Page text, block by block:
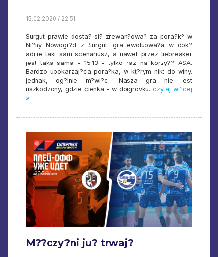
15.02.2020 / 22:51
Surgut prawie dosta? si? zrewan?owa? za pora?k? w
Ni?ny Nowogr?d z Surgut: gra ewoluowa?a w dok?
adnie taki sam scenariusz, a nawet przez tiebreaker
jest taka sama - 15:13 - tylko raz na korzy?? ASA.
Bardzo upokarzaj?ca pora?ka, w kt?rym nikt do winy.
jednak, og?lnie m?wi?c, Nasza gra nie jest
uszkodzony, gdzie cienka - w doigrovku. czytaj wi?cej
»
M??czy?ni ju? trwaj?